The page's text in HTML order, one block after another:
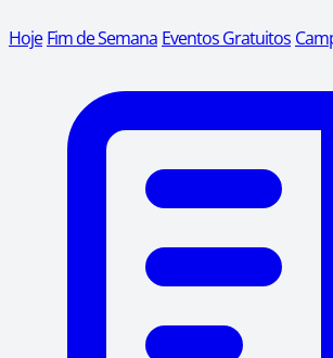
Hoje Fim de Semana Eventos Gratuitos